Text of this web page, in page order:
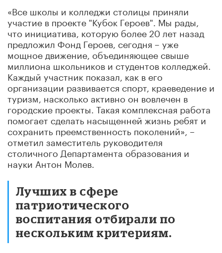
«Все школы и колледжи столицы приняли
участие в проекте "Кубок Героев". Мы рады,
что инициатива, которую более 20 лет назад
предложил Фонд Героев, сегодня – уже
мощное движение, объединяющее свыше
миллиона школьников и студентов колледжей.
Каждый участник показал, как в его
организации развивается спорт, краеведение и
туризм, насколько активно он вовлечен в
городские проекты. Такая комплексная работа
помогает сделать насыщенней жизнь ребят и
сохранить преемственность поколений», –
отметил заместитель руководителя
столичного Департамента образования и
науки Антон Молев.
Лучших в сфере
патриотического
воспитания отбирали по
нескольким критериям.